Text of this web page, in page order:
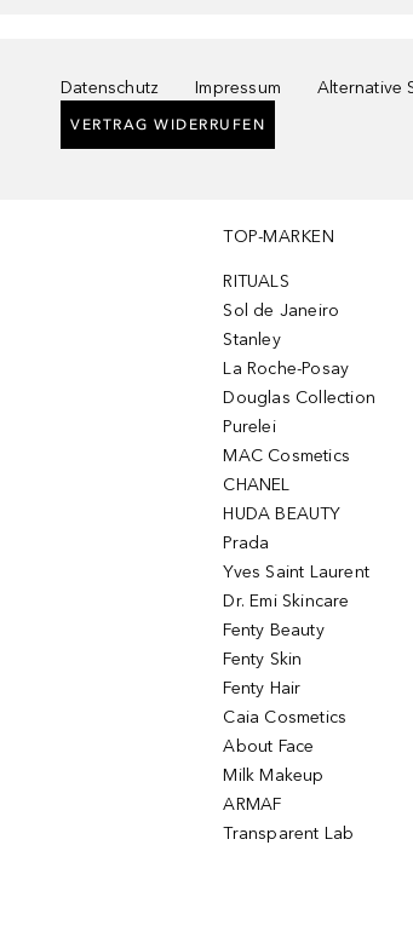
Datenschutz Impressum Alternative
VERTRAG WIDERRUFEN
TOP-MARKEN
RITUALS
Sol de Janeiro
Stanley
La Roche-Posay
Douglas Collection
Purelei
MAC Cosmetics
CHANEL
HUDA BEAUTY
Prada
Yves Saint Laurent
Dr. Emi Skincare
Fenty Beauty
Fenty Skin
Fenty Hair
Caia Cosmetics
About Face
Milk Makeup
ARMAF
Transparent Lab